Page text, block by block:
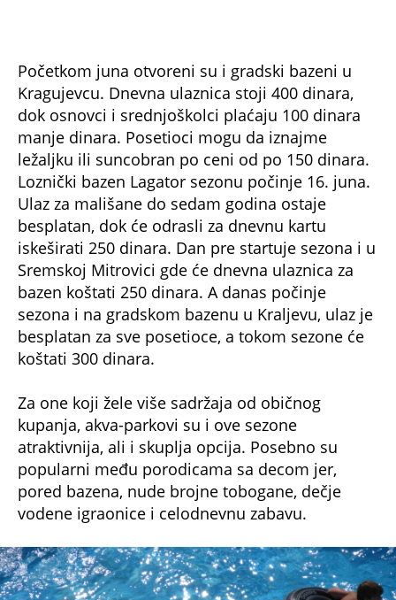
besplatan za sve posetioce, a tokom sezone će
koštati 300 dinara.
Za one koji žele više sadržaja od običnog
kupanja, akva-parkovi su i ove sezone
atraktivnija, ali i skuplja opcija. Posebno su
popularni među porodicama sa decom jer,
pored bazena, nude brojne tobogane, dečje
vodene igraonice i celodnevnu zabavu.
foto: Ingemar Edfalk / Alamy / Profimedia